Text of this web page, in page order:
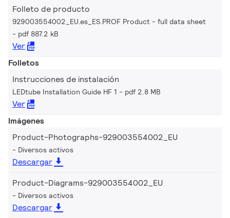
Folleto de producto
929003554002_EU.es_ES.PROF Product - full data sheet
pdf 887.2 kB
Ver
Folletos
Instrucciones de instalación
LEDtube Installation Guide HF 1 pdf 2.8 MB
Ver
Imágenes
Product-Photographs-929003554002_EU
Diversos activos
Descargar
Product-Diagrams-929003554002_EU
Diversos activos
Descargar